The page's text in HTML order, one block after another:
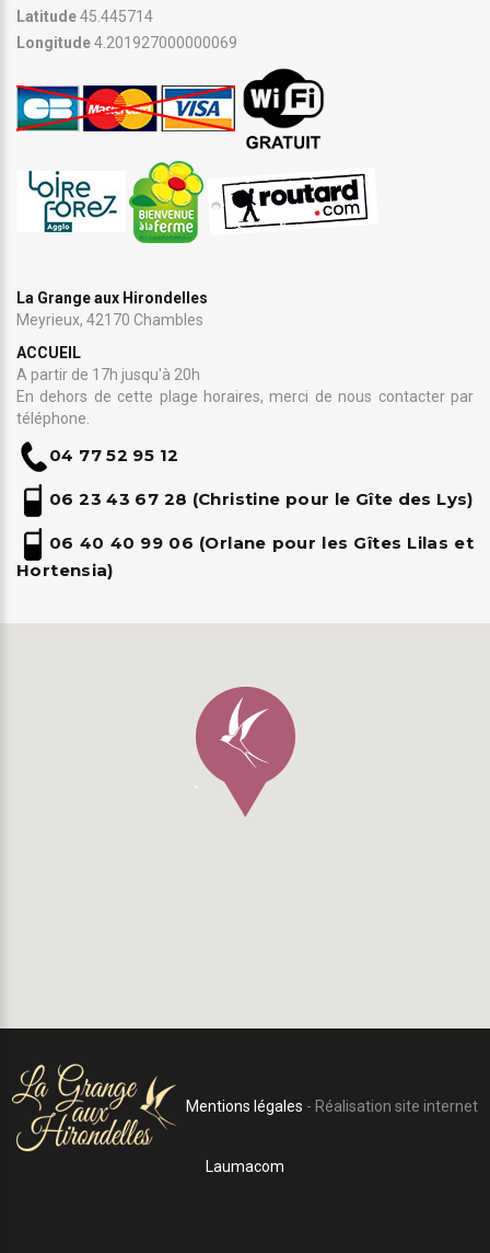
Latitude45.445714
Longitude4.201927000000069
La Grange aux Hirondelles
Meyrieux, 42170 Chambles
ACCUEIL
A partir de 17h jusqu'à 20h
En dehors de cette plage horaires, merci de nous contacter par
téléphone.
04 77 52 95 12
06 23 43 67 28 (Christine pour le Gîte des Lys)
06 40 40 99 06 (Orlane pour les Gîtes Lilas et
Hortensia)
Mentions légales - Réalisation site internet
Laumacom